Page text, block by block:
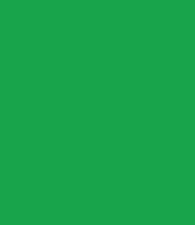
liter air (fase vegetatif):
(larutkan dulu di 500ml air)
terpisah di 500ml air)
air, aduk rata
mS/cm
dari Nol
Sistem dan Media